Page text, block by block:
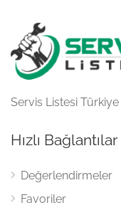
Servis Listesi Türkiye
Hızlı Bağlantılar
Değerlendirmeler
Favoriler